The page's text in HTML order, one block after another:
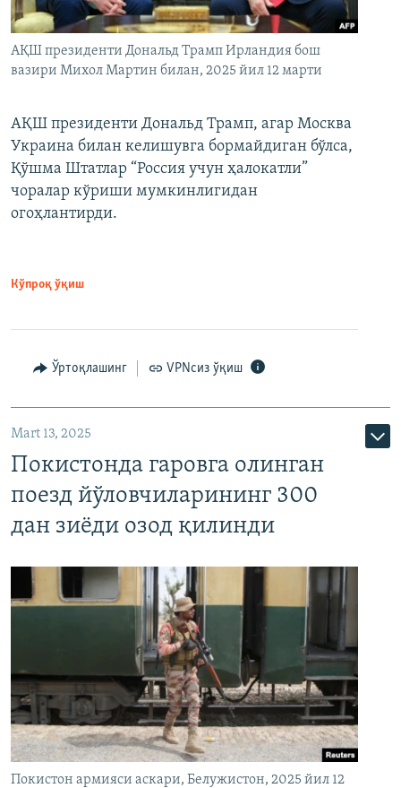
АҚШ президенти Дональд Трамп Ирландия бош
вазири Михол Мартин билан, 2025 йил 12 марти
АҚШ президенти Дональд Трамп, агар Москва
Украина билан келишувга бормайдиган бўлса,
Қўшма Штатлар “Россия учун ҳалокатли”
чоралар кўриши мумкинлигидан
огоҳлантирди.
Кўпроқ ўқиш
Ўртоқлашинг VPNсиз ўқиш
Mart 13, 2025
Покистонда гаровга олинган
поезд йўловчиларининг 300
дан зиёди озод қилинди
Покистон армияси аскари, Белужистон, 2025 йил 12